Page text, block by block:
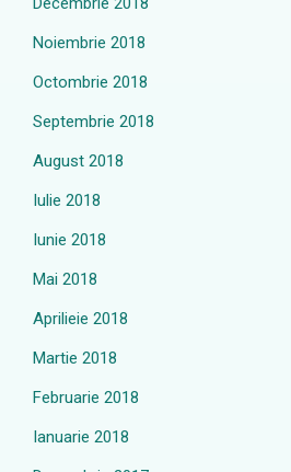
Noiembrie 2018
Octombrie 2018
Septembrie 2018
August 2018
Iulie 2018
Iunie 2018
Mai 2018
Aprilieie 2018
Martie 2018
Februarie 2018
Ianuarie 2018